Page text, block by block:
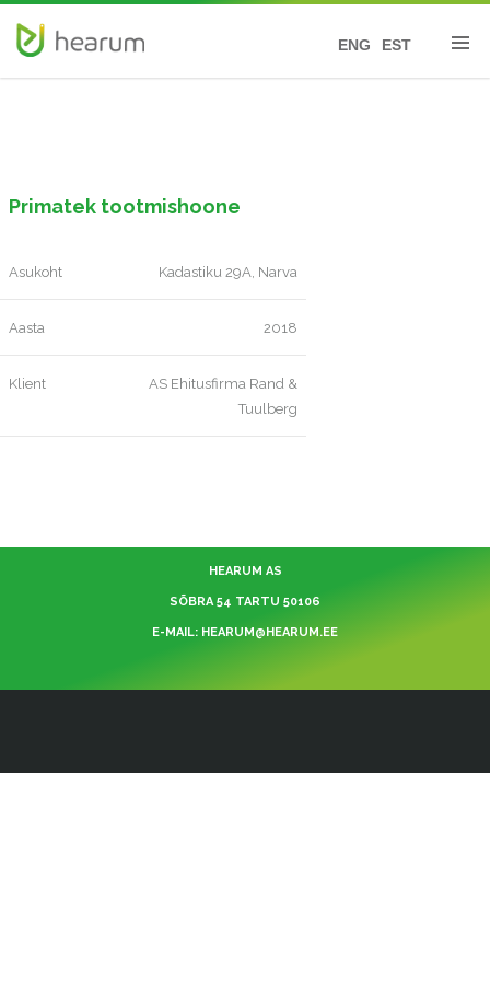
EST
ENG
Primatek tootmishoone
Asukoht Kadastiku 29A, Narva
Aasta 2018
Klient
AS Ehitusfirma Rand &
Tuulberg
HEARUM AS
SÕBRA 54 TARTU 50106
E-MAIL: HEARUM@HEARUM.EE